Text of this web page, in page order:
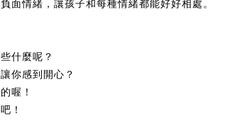
面情緒，讓孩子和每種情緒都能好好相處。
什麼呢？
你感到開心？
喔！
！